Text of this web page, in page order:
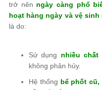
trở nên ngày càng phổ
hoạt hàng ngày và vệ
là do:
Sử dụng nhiều
không phân hủy.
Hệ thống bể phốt